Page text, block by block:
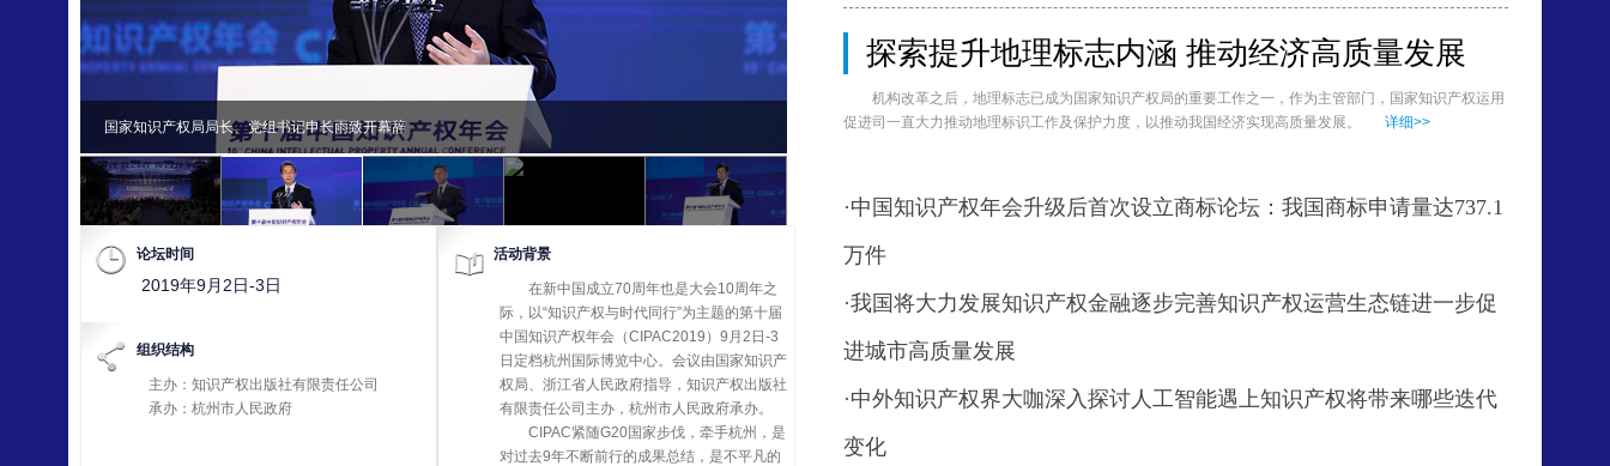
国家知识产权局局长、党组书记申长雨致开幕辞 国家知识产权局副局长、党组成员甘绍宁主持并致欢迎辞
论坛时间
2019年9月2日-3日
组织结构
主办：知识产权出版社有限责任公司
承办：杭州市人民政府
活动背景
在新中国成立70周年也是大会10周年之
际，以“知识产权与时代同行”为主题的第十届
中国知识产权年会（CIPAC2019）9月2日-3
日定档杭州国际博览中心。会议由国家知识产
权局、浙江省人民政府指导，知识产权出版社
有限责任公司主办，杭州市人民政府承办。
CIPAC紧随G20国家步伐，牵手杭州，是
对过去9年不断前行的成果总结，是不平凡的
探索提升地理标志内涵 推动经济高质量发展
机构改革之后，地理标志已成为国家知识产权局的重要工作之一，作为主管部门，国家知识产权运用
促进司一直大力推动地理标识工作及保护力度，以推动我国经济实现高质量发展。
详细>>
·中国知识产权年会升级后首次设立商标论坛：我国商标申请量达737.1
万件
·我国将大力发展知识产权金融逐步完善知识产权运营生态链进一步促
进城市高质量发展
·中外知识产权界大咖深入探讨人工智能遇上知识产权将带来哪些迭代
变化